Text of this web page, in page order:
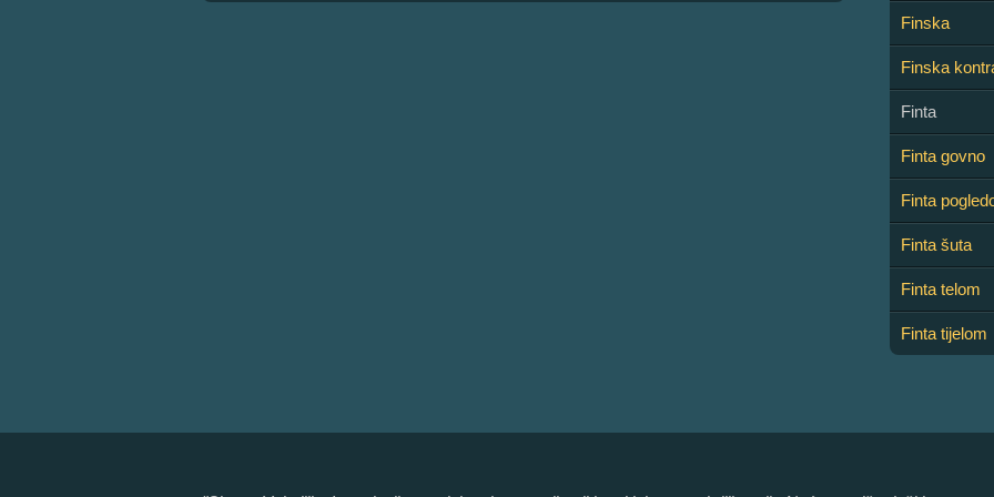
Finska
Finska
Finta
Finta govno
Finta
Finta šuta
Finta telom
Finta tijelom